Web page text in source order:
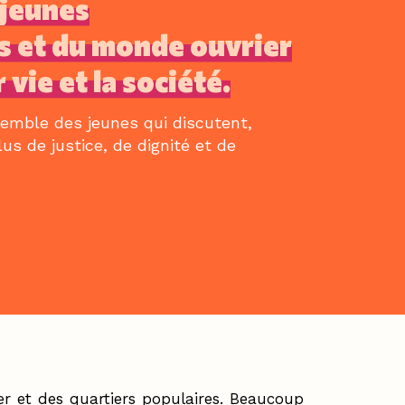
et du monde ouvrier
vie et la société.
des jeunes qui discutent,
de justice, de dignité et de
et des quartiers populaires. Beaucoup